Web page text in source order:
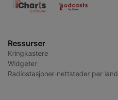
Ressurser
Kringkastere
Widgeter
Radiostasjoner-nettsteder per land